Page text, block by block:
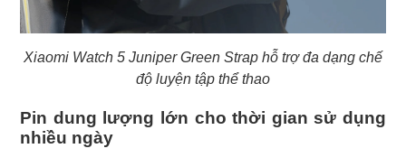
Xiaomi Watch 5 Juniper Green Strap hỗ trợ đa dạng chế
độ luyện tập thể thao
Pin dung lượng lớn cho thời gian sử dụng
nhiều ngày